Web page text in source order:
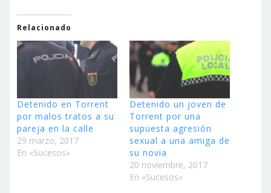
Relacionado
Detenido en Torrent
por malos tratos a su
pareja en la calle
29 marzo, 2017
En «Sucesos»
Detenido un joven de
Torrent por una
supuesta agresión
sexual a una amiga de
su novia
20 noviembre, 2017
En «Sucesos»